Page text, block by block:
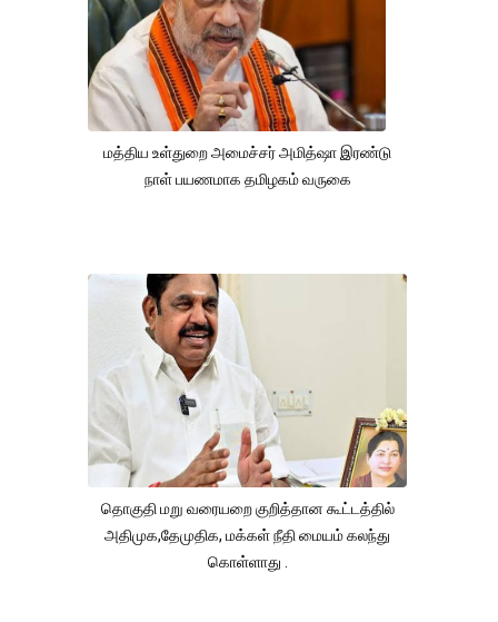
மத்திய உள்துறை அமைச்சர் அமித்ஷா இரண்டு
நாள் பயணமாக தமிழகம் வருகை
தொகுதி மறு வரையறை குறித்தான கூட்டத்தில்
அதிமுக,தேமுதிக, மக்கள் நீதி மையம் கலந்து
கொள்ளாது .